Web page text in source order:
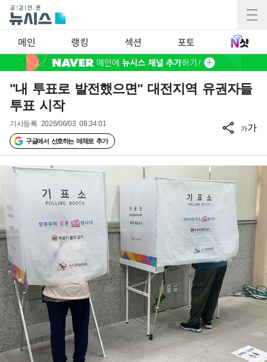
메인 랭킹 섹션 포토
"내 투표로 발전했으면" 대전지역 유권자들
투표 시작
기사등록 2026/06/03 08:34:01
구글에서 선호하는 매체로 추가
가가